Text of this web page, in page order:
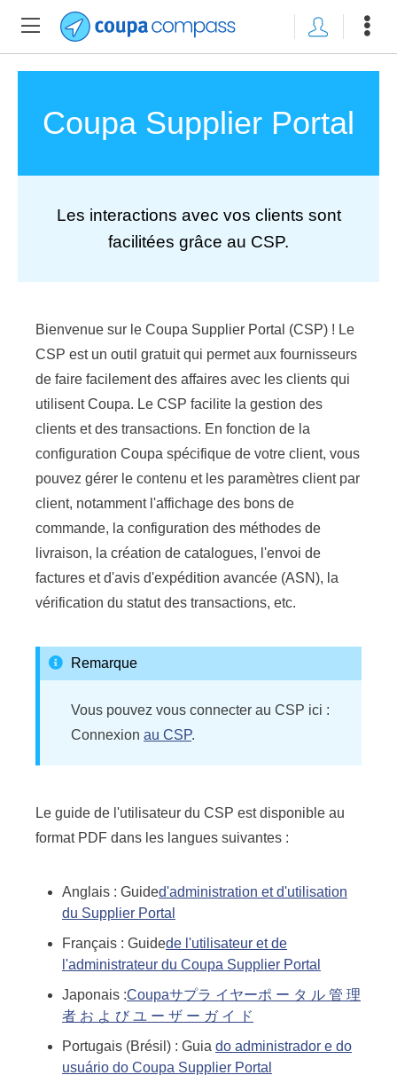
Coupa Supplier Portal
Les interactions avec vos clients sont
facilitées grâce au CSP.
Bienvenue sur le Coupa Supplier Portal (CSP) ! Le
CSP est un outil gratuit qui permet aux fournisseurs
de faire facilement des affaires avec les clients qui
utilisent Coupa. Le CSP facilite la gestion des
clients et des transactions. En fonction de la
configuration Coupa spécifique de votre client, vous
pouvez gérer le contenu et les paramètres client par
client, notamment l'affichage des bons de
commande, la configuration des méthodes de
livraison, la création de catalogues, l'envoi de
factures et d'avis d'expédition avancée (ASN), la
vérification du statut des transactions, etc.
Remarque
Vous pouvez vous connecter au CSP ici :
Connexion au CSP.
Le guide de l'utilisateur du CSP est disponible au
format PDF dans les langues suivantes :
Anglais : Guided'administration et d'utilisation
du Supplier Portal
Français : Guidede l'utilisateur et de
l'administrateur du Coupa Supplier Portal
Japonais :Coupaサプラ イヤーポ ー タ ル 管 理
者 お よ び ユ ー ザ ー ガ イ ド
Portugais (Brésil) : Guia do administrador e do
usuário do Coupa Supplier Portal